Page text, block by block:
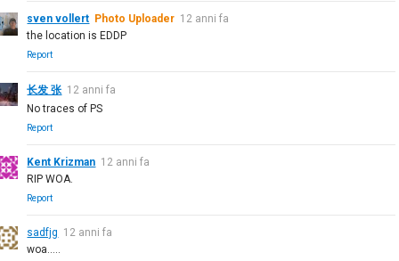
sven vollert Photo Uploader 12 anni fa
the location is EDDP
Report
长发 张 12 anni fa
No traces of PS
Report
Kent Krizman 12 anni fa
RIP WOA.
Report
sadfjg 12 anni fa
woa.....